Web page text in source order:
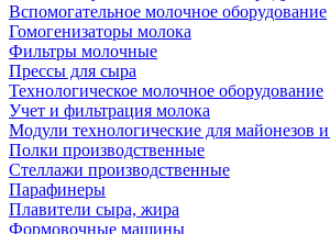
Вспомогательное молочное оборудование
Гомогенизаторы молока
Фильтры молочные
Прессы для сыра
Технологическое молочное оборудование
Учет и фильтрация молока
Модули технологические для майонезов и
Полки производственные
Стеллажи производственные
Парафинеры
Плавители сыра, жира
Формовочные машины